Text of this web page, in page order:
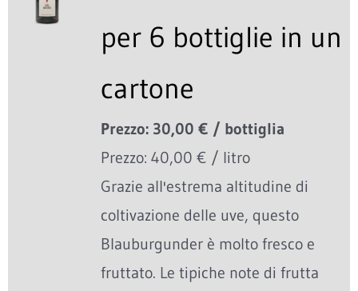
per 6 bottiglie in un
cartone
Prezzo: 30,00 € / bottiglia
Prezzo: 40,00 € / litro
Grazie all'estrema altitudine di
coltivazione delle uve, questo
Blauburgunder è molto fresco e
fruttato. Le tipiche note di frutta